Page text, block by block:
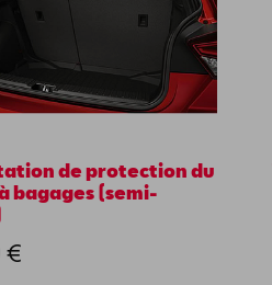
de protection du
bagages (semi-
€